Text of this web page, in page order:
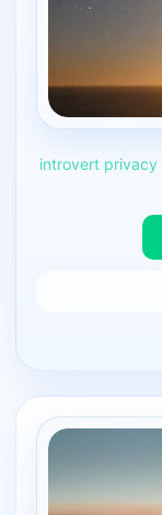
introvert privacy